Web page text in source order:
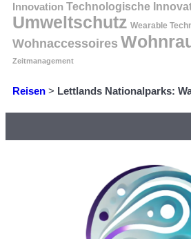
Innovation Technologische
Umweltschutz Wearable
Wohnaccessoires
Zeitmanagement
Reisen > Lettlands Nationalparks: